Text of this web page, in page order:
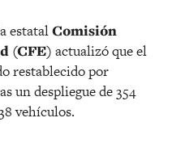
estatalComisión
(CFE) actualizó que el
restablecido por
un despliegue de 354
vehículos.